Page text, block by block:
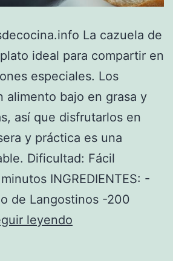
La cazuela de
ideal para compartir en
especiales. Los
alimento bajo en grasa y
así que disfrutarlos en
y práctica es una
Dificultad: Fácil
INGREDIENTES: -
de Langostinos -200
leyendo